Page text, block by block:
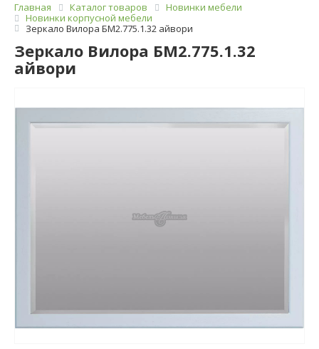
Главная Каталог товаров
Новинки мебели
Новинки корпусной мебели
Зеркало Вилора БМ2.775.1.32 айвори
Зеркало Вилора БМ2.775.1.32
айвори